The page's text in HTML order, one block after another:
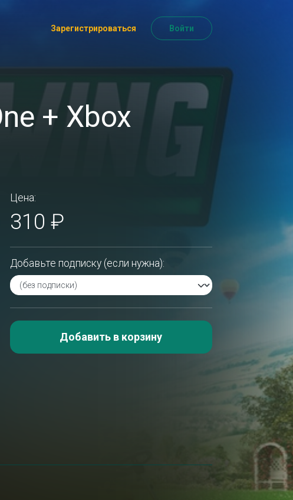
Зарегистрироваться Войти
+ Xbox
Цена:
310 ₽
Добавьте подписку (если нужна):
Добавить в корзину